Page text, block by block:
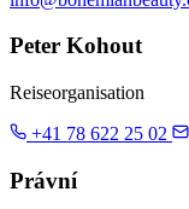
Peter Kohout
Reiseorganisation
+41 78 622 25 02
Právní